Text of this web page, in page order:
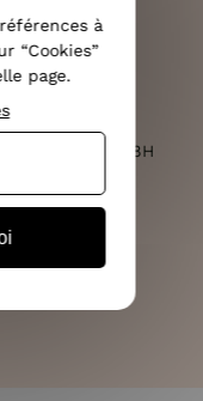
DE 10H À 18H
à
“Cookies”
page.